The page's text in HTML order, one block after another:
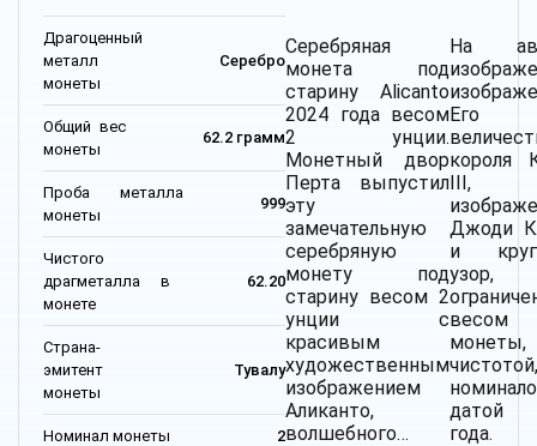
Драгоценный
металл
монеты
Серебро
Общий вес
монеты
62.2 грамм
Проба металла
монеты
999
Чистого
драгметалла в
монете
62.20
Страна-
эмитент
монеты
Тувалу
Номинал монеты 2
Серебряная
монета под
старину Alicanto
2024 года весом
2 унции.
Монетный двор
Перта выпустил
эту
замечательную
серебряную
монету под
старину весом 2
унции с
красивым
художественным
изображением
Аликанто,
волшебного…
На
Его
короля
III,
Джоди
и
узор,
весом
монеты,
чистотой,
датой
года.